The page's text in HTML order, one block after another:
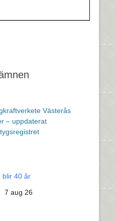
Västerås
– uppdaterat
blir 40 år
7 aug 26